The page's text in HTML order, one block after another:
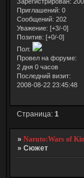
Приглашений: 0
Сообщений: 202
Уважение: [+3/-0]
Позитив: [+0/-0]
Пол:
Провел на форуме:
2 дня 0 часов
Последний визит:
2008-08-22 23:45:48
Страница:1
»Naruto:Wars of
»Сюжет